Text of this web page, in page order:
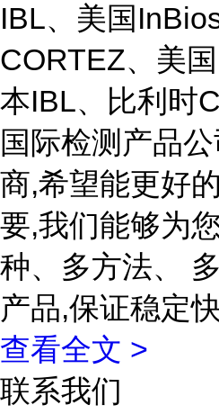
IBL、美国
CORTEZ、美
本IBL、比利时
国际检测产品
商,希望能更好
要,我们能够为
种、多方法、
产品,保证稳定
查看全文 >
联系我们